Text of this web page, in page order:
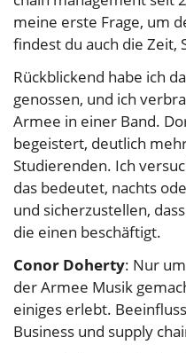
meine erste Frage, um
findest du auch die Zeit,
Rückblickend habe ich
genossen, und ich
Armee in einer Band.
begeistert, deutlich
Studierenden. Ich
das bedeutet, nachts
und sicherzustellen,
die einen beschäftigt.
Conor Doherty: Nur
der Armee Musik
einiges erlebt.
Business und supply